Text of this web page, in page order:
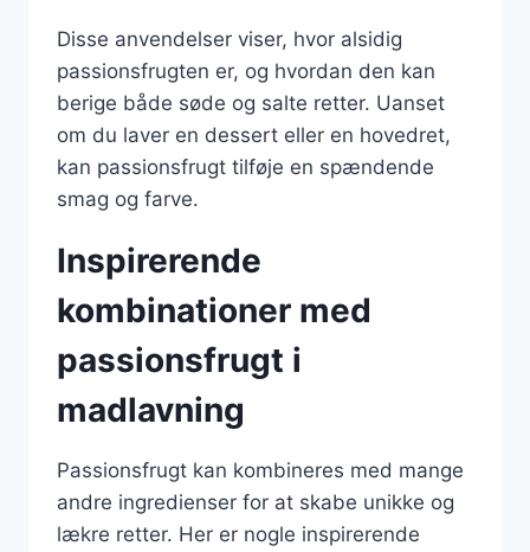
Disse anvendelser viser, hvor alsidig
passionsfrugten er, og hvordan den kan
berige både søde og salte retter. Uanset
om du laver en dessert eller en hovedret,
kan passionsfrugt tilføje en spændende
smag og farve.
Inspirerende
kombinationer med
passionsfrugt i
madlavning
Passionsfrugt kan kombineres med mange
andre ingredienser for at skabe unikke og
lækre retter. Her er nogle inspirerende